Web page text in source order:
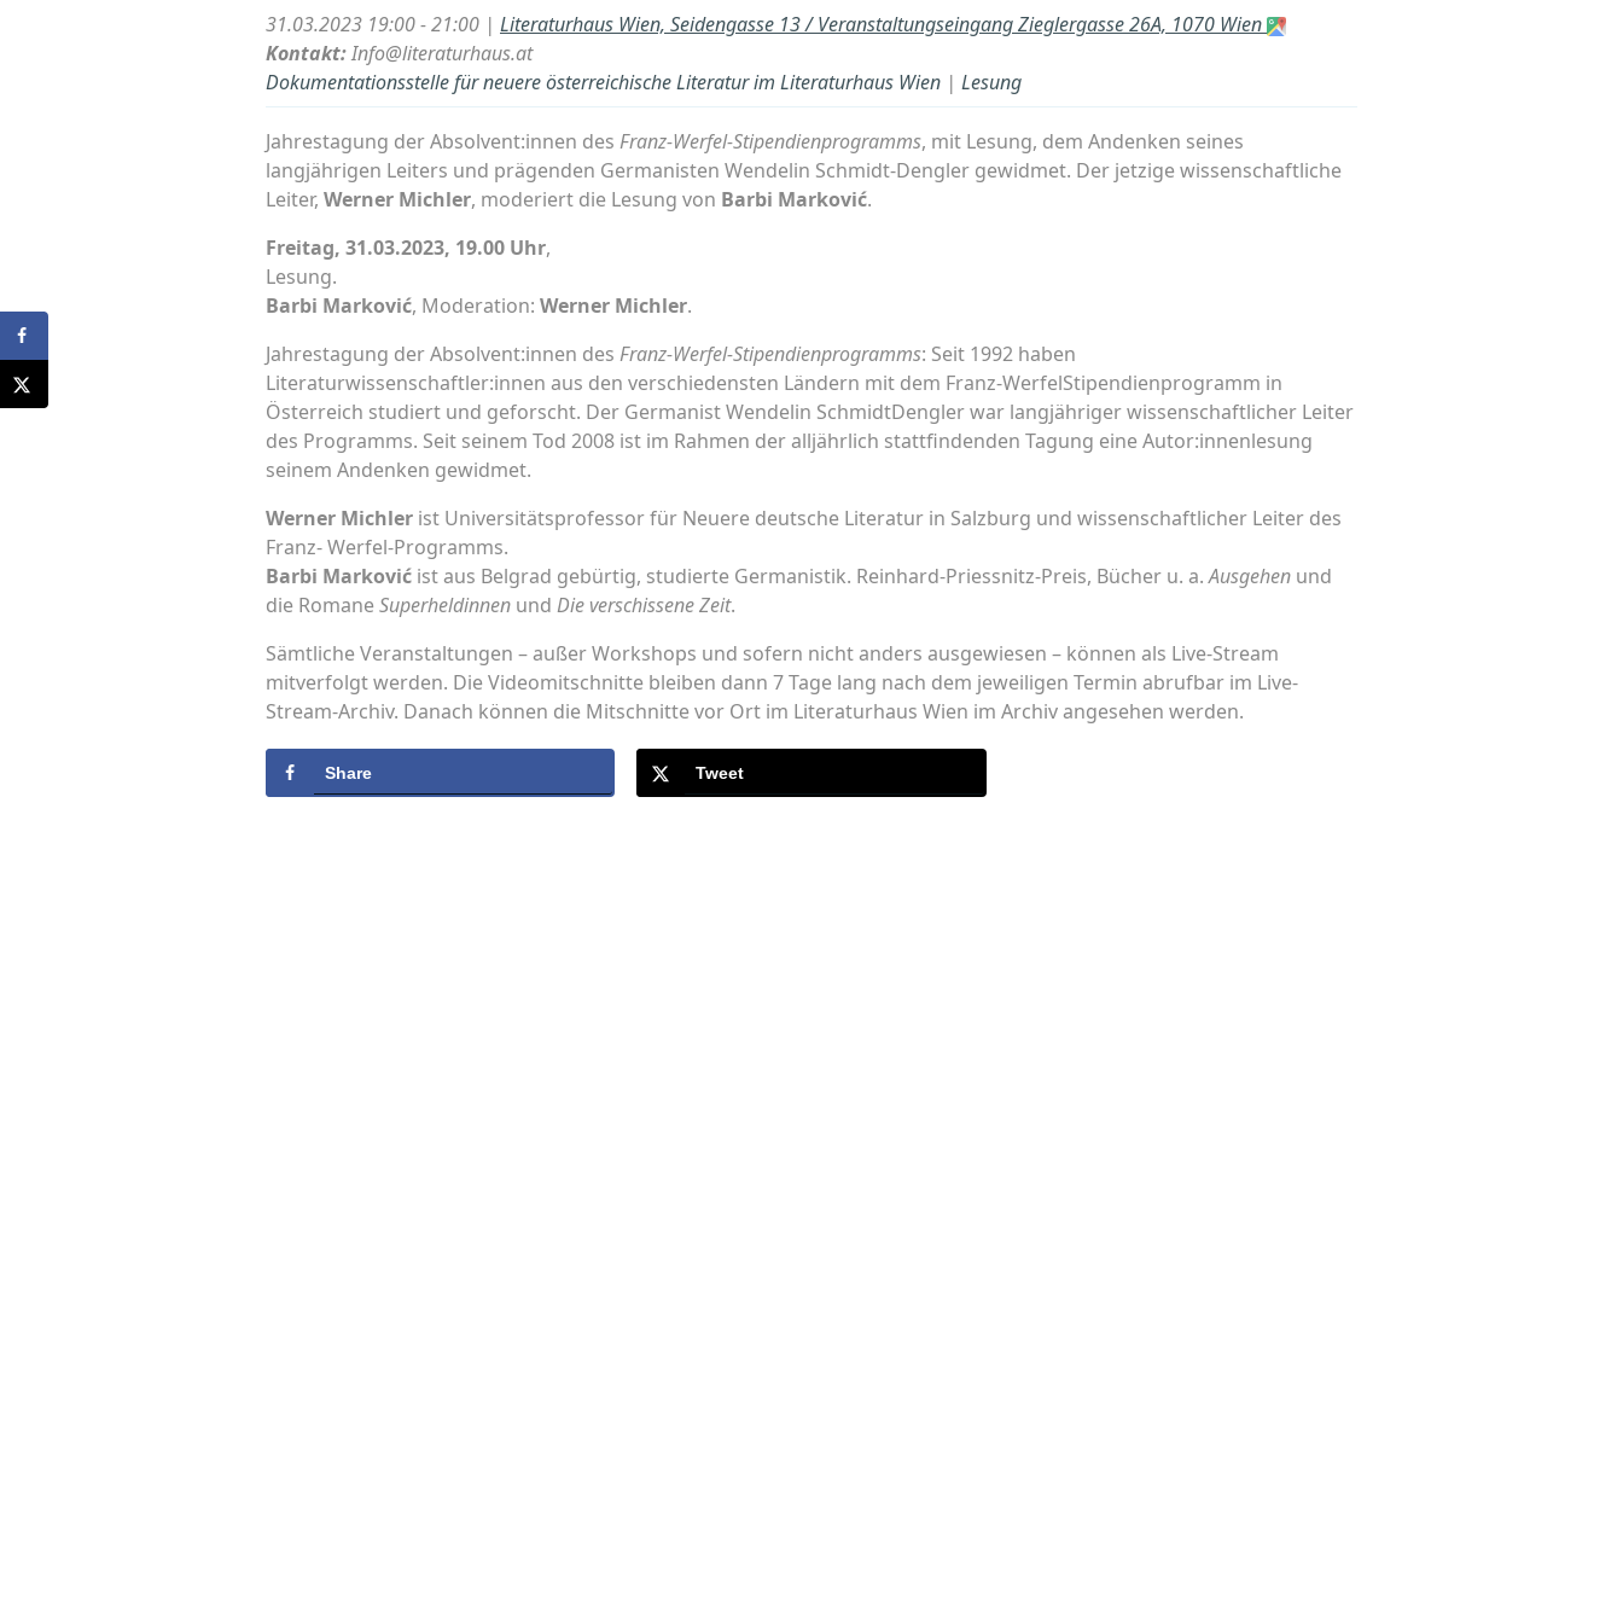
31.03.2023 19:00 - 21:00 | Literaturhaus Wien, Seidengasse 13 / Veranstaltungseingang Zieglergasse 26A, 1070 Wien
Kontakt:Info@literaturhaus.at
Dokumentationsstelle für neuere österreichische Literatur im Literaturhaus Wien | Lesung
Jahrestagung der Absolvent:innen des Franz-Werfel-Stipendienprogramms, mit Lesung, dem Andenken seines
langjährigen Leiters und prägenden Germanisten Wendelin Schmidt-Dengler gewidmet. Der jetzige wissenschaftliche
Leiter, Werner Michler, moderiert die Lesung von Barbi Marković.
Freitag, 31.03.2023, 19.00 Uhr,
Lesung.
Barbi Marković, Moderation: Werner Michler.
Jahrestagung der Absolvent:innen des Franz-Werfel-Stipendienprogramms: Seit 1992 haben
Literaturwissenschaftler:innen aus den verschiedensten Ländern mit dem Franz-WerfelStipendienprogramm in
Österreich studiert und geforscht. Der Germanist Wendelin SchmidtDengler war langjähriger wissenschaftlicher Leiter
des Programms. Seit seinem Tod 2008 ist im Rahmen der alljährlich stattfindenden Tagung eine Autor:innenlesung
seinem Andenken gewidmet.
Werner Michler ist Universitätsprofessor für Neuere deutsche Literatur in Salzburg und wissenschaftlicher Leiter des
Franz- Werfel-Programms.
Barbi Marković ist aus Belgrad gebürtig, studierte Germanistik. Reinhard-Priessnitz-Preis, Bücher u. a.Ausgehen und
die RomaneSuperheldinnen und Die verschissene Zeit.
Sämtliche Veranstaltungen – außer Workshops und sofern nicht anders ausgewiesen – können als Live-Stream
mitverfolgt werden. Die Videomitschnitte bleiben dann 7 Tage lang nach dem jeweiligen Termin abrufbar im Live-
Stream-Archiv. Danach können die Mitschnitte vor Ort im Literaturhaus Wien im Archiv angesehen werden.
Share Tweet